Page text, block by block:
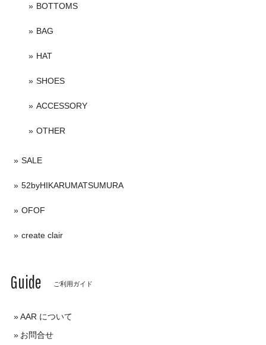
BOTTOMS
BAG
HAT
SHOES
ACCESSORY
OTHER
SALE
52byHIKARUMATSUMURA
OFOF
create clair
Guide ご利用ガイド
AAR について
お問合せ